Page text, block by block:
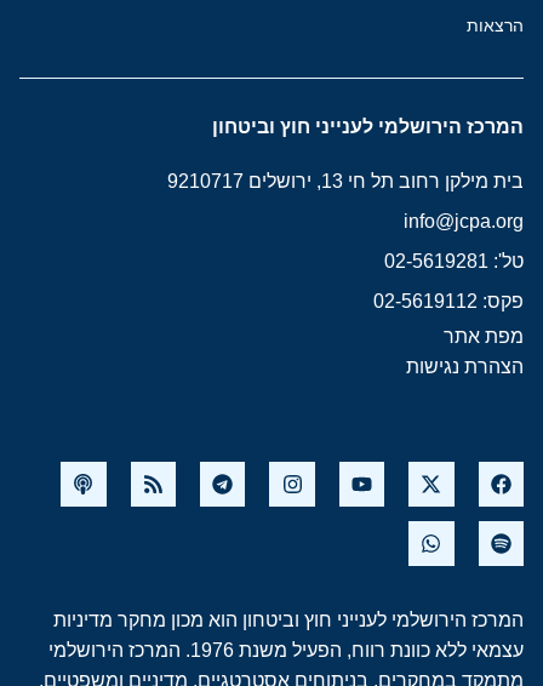
הרצאות
המרכז הירושלמי לענייני חוץ וביטחון
בית מילקן רחוב תל חי 13, ירושלים 9210717
info@jcpa.org
טל': 02-5619281
פקס: 02-5619112
מפת אתר
הצהרת נגישות
המרכז הירושלמי לענייני חוץ וביטחון הוא מכון מחקר מדיניות
עצמאי ללא כוונת רווח, הפעיל משנת 1976. המרכז הירושלמי
מתמקד במחקרים, בניתוחים אסטרטגיים, מדיניים ומשפטיים,